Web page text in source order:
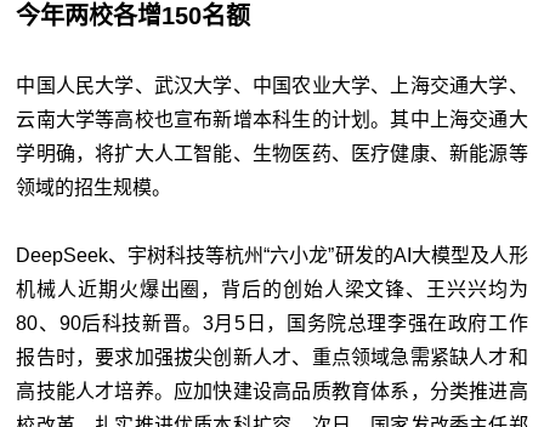
今年两校各增150名额
中国人民大学、武汉大学、中国农业大学、上海交通大学、
云南大学等高校也宣布新增本科生的计划。其中上海交通大
学明确，将扩大人工智能、生物医药、医疗健康、新能源等
领域的招生规模。
DeepSeek、宇树科技等杭州“六小龙”研发的AI大模型及人形
机械人近期火爆出圈，背后的创始人梁文锋、王兴兴均为
80、90后科技新晋。3月5日，国务院总理李强在政府工作
报告时，要求加强拔尖创新人才、重点领域急需紧缺人才和
高技能人才培养。应加快建设高品质教育体系，分类推进高